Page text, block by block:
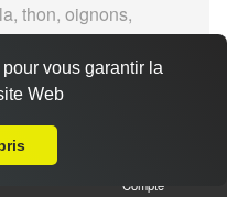
thon, oignons,
Compte
vous garantir la
Web